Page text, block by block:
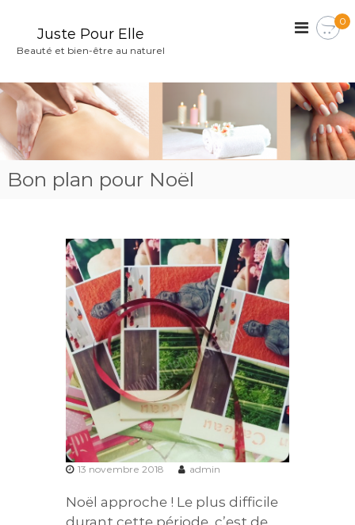
r
c
Juste Pour Elle
Beauté et bien-être au naturel
0
Bon plan pour Noël
13 novembre 2018 admin
Noël approche ! Le plus difficile
durant cette période, c’est de